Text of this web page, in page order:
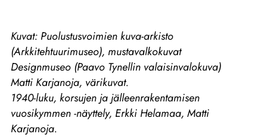
Kuvat: Puolustusvoimien kuva-arkisto
(Arkkitehtuurimuseo), mustavalkokuvat
Designmuseo (Paavo Tynellin valaisinvalokuva)
Matti Karjanoja, värikuvat.
1940-luku, korsujen ja jälleenrakentamisen
vuosikymmen -näyttely, Erkki Helamaa, Matti
Karjanoja.